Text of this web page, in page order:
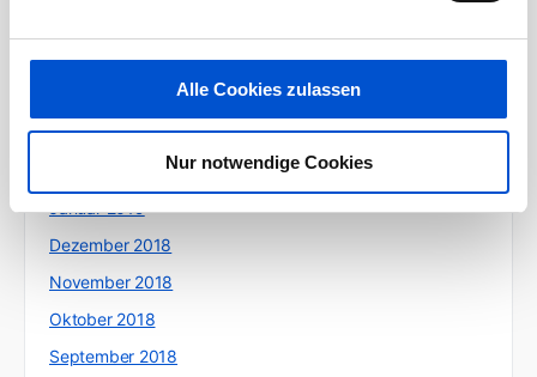
Alle Cookies zulassen
Nur notwendige Cookies
Mai 2019
März 2019
Januar 2019
Dezember 2018
November 2018
Oktober 2018
September 2018